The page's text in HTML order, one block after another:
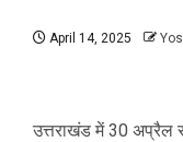
April 14, 2025
उत्तराखंड में 30 अप्रैल से